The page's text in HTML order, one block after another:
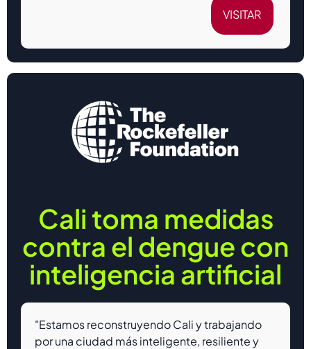
VISITAR
Cali toma medidas
contra el dengue con
inteligencia artificial
"Estamos reconstruyendo Cali y trabajando
por una ciudad más inteligente, resiliente y